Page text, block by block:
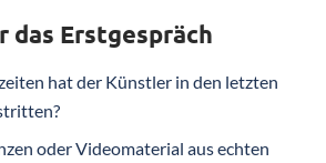
das Erstgespräch
hat der Künstler in den letzten
oder Videomaterial aus echten